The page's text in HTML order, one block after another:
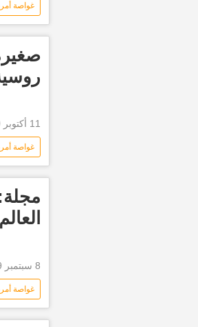
غواصة
11 أكتوبر 2019, 05:44 GMT
غواصة
الولايات
العالم
8 سبتمبر 2019, 09:47 GMT
غواصة